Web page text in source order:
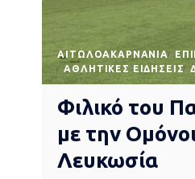
AΙΤΩΛΟΑΚΑΡΝΑΝΊΑ
ΑΘΛΗΤΙΚΈΣ ΕΙΔΉΣΕΙΣ
Φιλικό του
με την
Λευκωσία